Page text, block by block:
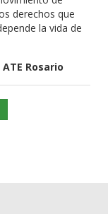
derechos que
la vida de
Rosario